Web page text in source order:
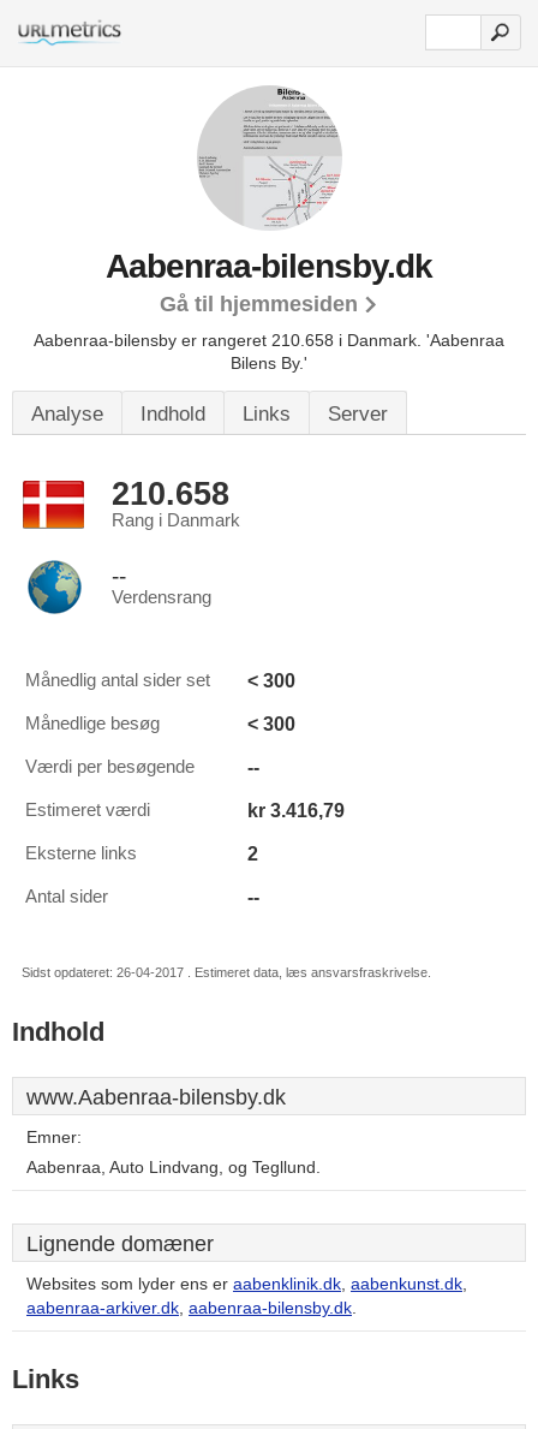
Aabenraa-bilensby.dk
Gå til hjemmesiden
Aabenraa-bilensby er rangeret 210.658 i Danmark. 'Aabenraa
Bilens By.'
Analyse Indhold Links Server
210.658
Rang i Danmark
--
Verdensrang
Månedlig antal sider set < 300
Månedlige besøg < 300
Værdi per besøgende --
Estimeret værdi kr 3.416,79
Eksterne links 2
Antal sider --
Sidst opdateret: 26-04-2017 . Estimeret data, læs ansvarsfraskrivelse.
Indhold
www.Aabenraa-bilensby.dk
Emner:
Aabenraa, Auto Lindvang, og Tegllund.
Lignende domæner
Websites som lyder ens er aabenklinik.dk, aabenkunst.dk,
aabenraa-arkiver.dk, aabenraa-bilensby.dk.
Links